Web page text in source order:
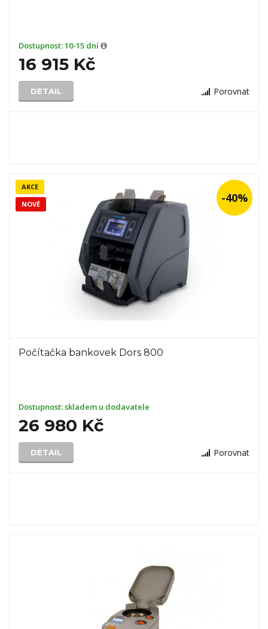
Dostupnost:10-15 dní
16 915 Kč
DETAIL Porovnat
Počítačka bankovek Dors 800
Dostupnost:skladem u dodavatele
26 980 Kč
DETAIL Porovnat
AKCE
NOVÉ
-40%